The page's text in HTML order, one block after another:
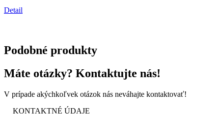
Detail
Podobné produkty
Máte otázky? Kontaktujte nás!
V prípade akýchkoľvek otázok nás neváhajte kontaktovať!
KONTAKTNÉ ÚDAJE